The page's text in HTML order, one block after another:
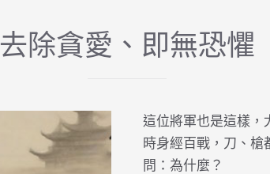
去除貪愛、即無恐懼
這位將軍也是這樣，
時身經百戰，刀、槍
問：為什麼？